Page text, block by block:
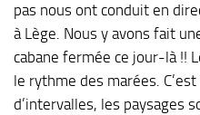
pas nous ont conduit en
à Lège. Nous y avons fait
cabane fermée ce jour-là !!
le rythme des marées.
d’intervalles, les paysages